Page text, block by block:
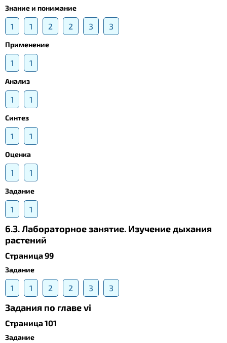
Знание и понимание
1 1 2 2 3 3
Применение
1 1
Анализ
1 1
Синтез
1 1
Оценка
1 1
Задание
1 1
6.3. Лабораторное занятие. Изучение дыхания
растений
Страница 99
Задание
1 1 2 2 3 3
Задания по главе vi
Страница 101
Задание